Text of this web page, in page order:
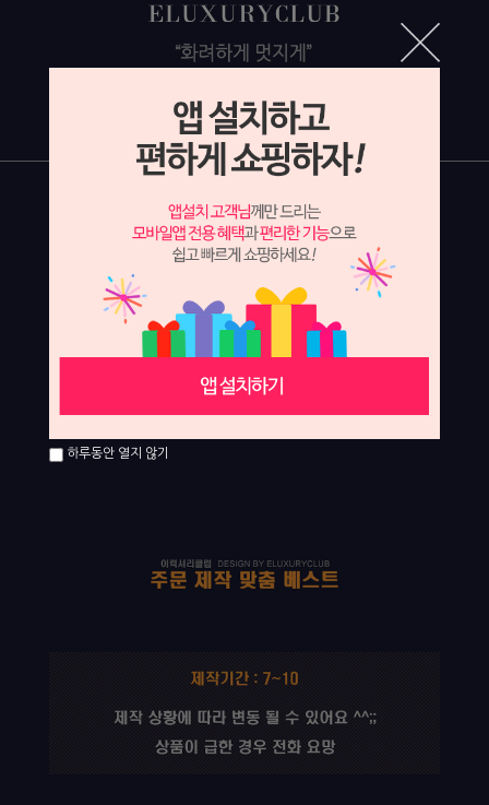
하루동안 열지 않기